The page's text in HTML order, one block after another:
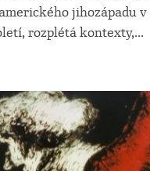
jihozápadu
rozplétá kontexty,...